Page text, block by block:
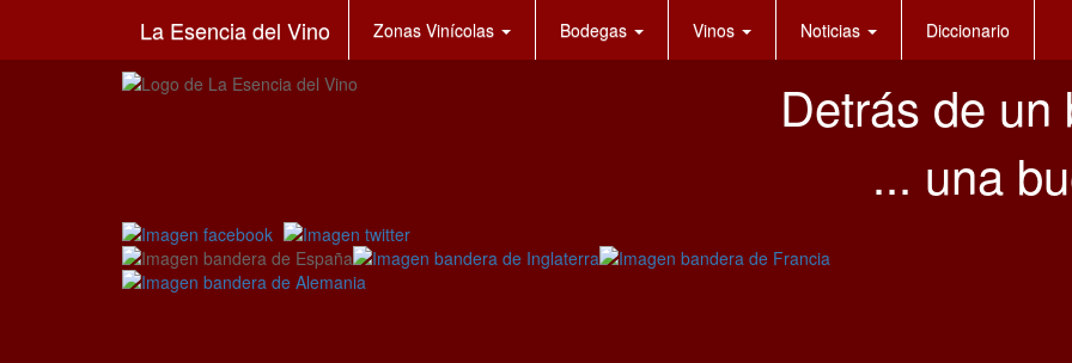
La Esencia del Vino Zonas Vinícolas Bodegas Vinos Noticias Diccionario
Detrás de un
... una